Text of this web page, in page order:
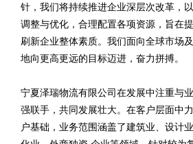
针，我们将持续推进企业深层次改革，
调整与优化，合理配置各项资源，旨在
刷新企业整体素质。我们面向全球市场
地向更高更远的目标迈进，奋力拼搏。
宁夏泽瑞物流有限公司在发展中注重与
强联手，共同发展壮大。在客户层面中
户基础，业务范围涵盖了建筑业、设计